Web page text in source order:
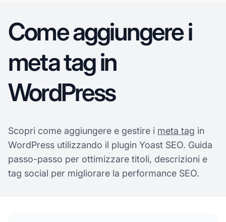
Come aggiungere i
meta tag in
WordPress
Scopri come aggiungere e gestire i meta tag in
WordPress utilizzando il plugin Yoast SEO. Guida
passo-passo per ottimizzare titoli, descrizioni e
tag social per migliorare la performance SEO.